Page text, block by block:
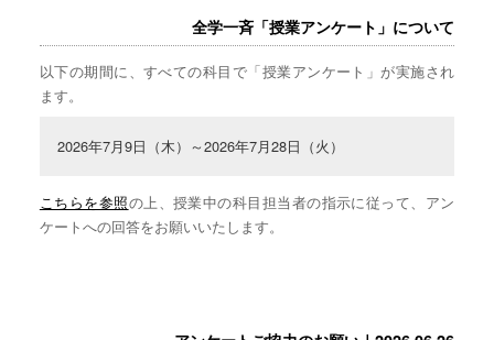
全学一斉「授業アンケート」について
以下の期間に、すべての科目で「授業アンケート」が実施され
ます。
2026年7月9日（木）～2026年7月28日（火）
こちらを参照の上、授業中の科目担当者の指示に従って、アン
ケートへの回答をお願いいたします。